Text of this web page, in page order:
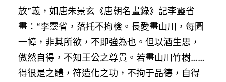
放”義，如唐朱景玄《唐朝名畫錄》記李靈省
畫：“李靈省，落托不拘檢。長愛畫山川，每圖
一幛，非其所欲，不即強為也。但以酒生思，
傲然自得，不知王公之尊貴。若畫山川竹樹……
得很是之體，符造化之功，不拘于品德，自得